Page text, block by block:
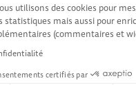
utilisons des cookies pour
statistiques mais aussi pour
(commentaires et
certifiés par
Politique de